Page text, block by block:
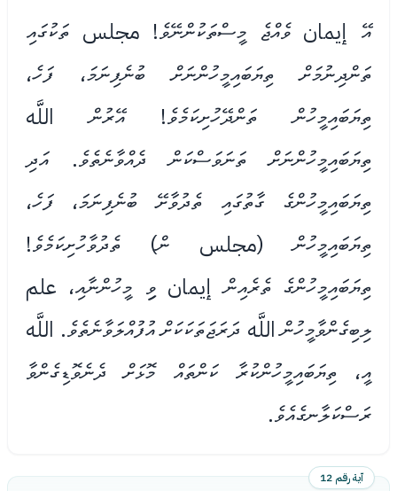
އޭ إيمان ވެއްޖެ މީސްތަކުންނޭވެ! مجلس ތަކުގައި
ތަންދިނުމަށް ތިޔަބައިމީހުންނަށް ބުނެފިނަމަ، ފަހެ،
ތިޔަބައިމީހުން ތަންދޭހުށިކަމެވެ! އޭރުން اللَّه
ތިޔަބައިމީހުންނަށް ތަނަވަސްކަން ދެއްވާނެތެވެ. އަދި
ތިޔަބައިމީހުންގެ ގާތުގައި ތެދުވާށޭ ބުނެފިނަމަ، ފަހެ،
ތިޔަބައިމީހުން (مجلس ން) ތެދުވާހުށިކަމެވެ!
ތިޔަބައިމީހުންގެ ތެރެއިން إيمان ވިި މީހުންނާއި، علم
ލިބިގެންވާމީހުން اللَّه ދަރަޖަތަކަކަށް އުފުއްލަވާނެތެވެ. اللَّه
އީ، ތިޔަބައިމީހުންކުރާ ކަންތައް މޮޅަށް ދެނެވޮޑިގެންވާ
ރަސްކަލާނގެއެވެ.
آية رقم 12